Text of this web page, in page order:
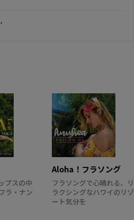
プスの中
ラ・ナン
Aloha！フラソング
フラソングで心晴れる、リ
ラクシングなハワイのリゾ
ート気分を